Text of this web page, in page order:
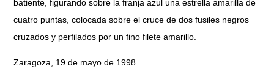
batiente, figurando sobre la franja azul una estrella amarilla de
cuatro puntas, colocada sobre el cruce de dos fusiles negros
cruzados y perfilados por un fino filete amarillo.
Zaragoza, 19 de mayo de 1998.